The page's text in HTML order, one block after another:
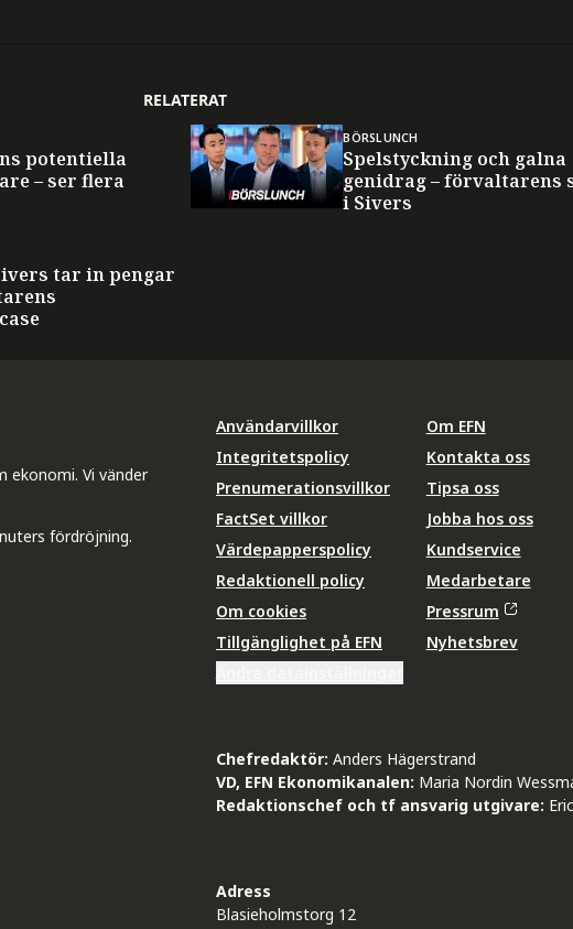
RELATERAT
potentiella
– ser flera
BÖRSLUNCH
Spelstyckning och galna
genidrag – förvaltarens
i Sivers
tar in pengar
ekonomi. Vi vänder
fördröjning.
Användarvillkor
Integritetspolicy
Prenumerationsvillkor
FactSet villkor
Värdepapperspolicy
Redaktionell policy
Om cookies
Tillgänglighet på EFN
Om EFN
Kontakta oss
Tipsa oss
Jobba hos oss
Kundservice
Medarbetare
Pressrum
Nyhetsbrev
Chefredaktör: Anders Hägerstrand
VD, EFN Ekonomikanalen: Maria Nordin
Redaktionschef och tf ansvarig utgivare:
Adress
Blasieholmstorg 12